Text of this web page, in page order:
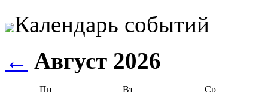
Календарь событий
← Август 2026
Пн Вт
Ср